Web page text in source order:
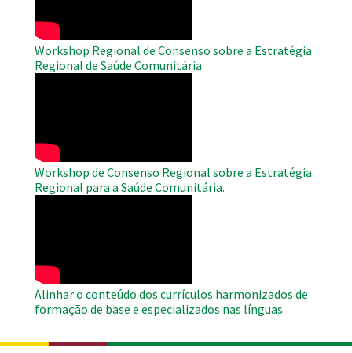
Workshop Regional de Consenso sobre a Estratégia
Regional de Saúde Comunitária
Workshop de Consenso Regional sobre a Estratégia
Regional para a Saúde Comunitária.
Alinhar o conteúdo dos currículos harmonizados de
formação de base e especializados nas línguas.